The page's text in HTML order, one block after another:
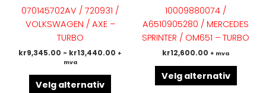
070145702AV / 720931 /
VOLKSWAGEN / AXE –
TURBO
kr9,345.00 - kr13,440.00 +
mva
Velg alternativ
flere
varianter.
Alternativene
velges
produktsiden
10009880074 /
A6510905280 / MERCEDES
SPRINTER / OM651 – TURBO
kr12,600.00 + mva
Velg alternativ
kan